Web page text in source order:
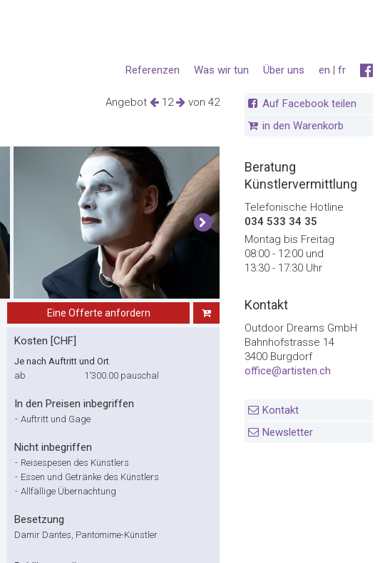
en | fr
Über uns
Was wir tun
Referenzen
Angebot 12 von 42
Eine Offerte anfordern
Kosten [CHF]
Je nach Auftritt und Ort
ab
1'300.00 pauschal
In den Preisen inbegriffen
- Auftritt und Gage
Nicht inbegriffen
- Reisespesen des Künstlers
- Essen und Getränke des Künstlers
- Allfällige Übernachtung
Besetzung
Damir Dantes, Pantomime-Künstler
Auf Facebook teilen
in den Warenkorb
Beratung
Künstlervermittlung
Telefonische Hotline
034 533 34 35
Montag bis Freitag
08:00 - 12:00 und
13:30 - 17:30 Uhr
Kontakt
Outdoor Dreams GmbH
Bahnhofstrasse 14
3400 Burgdorf
office@artisten.ch
Kontakt
Newsletter